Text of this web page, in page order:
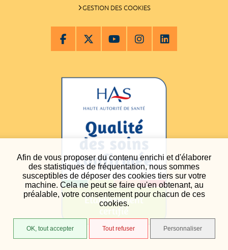
Afin de vous proposer du contenu enrichi et d'élaborer
des statistiques de fréquentation, nous sommes
susceptibles de déposer des cookies tiers sur votre
machine. Cela ne peut se faire qu'en obtenant, au
préalable, votre consentement pour chacun de ces
cookies.
OK, tout accepter Tout refuser Personnaliser
GESTION DES COOKIES